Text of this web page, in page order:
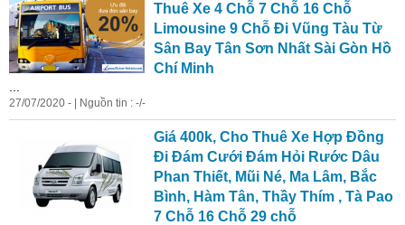
Thuê Xe 4 Chỗ 7 Chỗ 16 Chỗ
Limousine 9 Chỗ Đi Vũng Tàu Từ
Sân Bay Tân Sơn Nhất Sài Gòn Hồ
Chí Minh
27/07/2020 - | Nguồn tin : -/-
Giá 400k, Cho Thuê Xe Hợp Đồng
Đi Đám Cưới Đám Hỏi Rước Dâu
Phan Thiết, Mũi Né, Ma Lâm, Bắc
Bình, Hàm Tân, Thầy Thím , Tà Pao
7 Chỗ 16 Chỗ 29 chỗ